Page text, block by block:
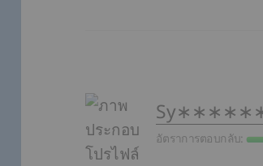
อัตราการตอบกลับ: